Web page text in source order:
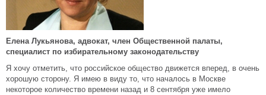
Елена Лукьянова, адвокат, член Общественной палаты,
специалист по избирательному законодательству
Я хочу отметить, что российское общество движется вперед, в очень
хорошую сторону. Я имею в виду то, что началось в Москве
некоторое количество времени назад и 8 сентября уже имело